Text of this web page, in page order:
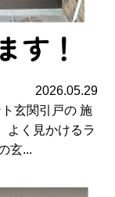
2026.05.29
玄関引戸の 施
よく見かけるラ
玄...